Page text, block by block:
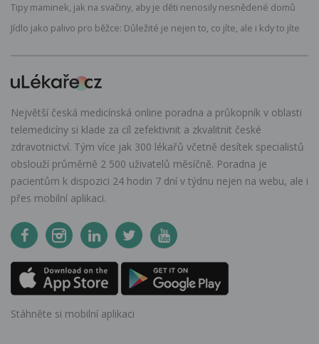
Tipy maminek, jak na svačiny, aby je děti nenosily nesnědené domů
Jídlo jako palivo pro běžce: Důležité je nejen to, co jíte, ale i kdy to jíte
Největší česká medicínská online poradna a průkopník v oblasti
telemedicíny si klade za cíl zefektivnit a zkvalitnit české
zdravotnictví. Tým více jak 300 lékařů včetně desítek specialistů
obslouží průměrně 2 500 uživatelů měsíčně. Poradna je
pacientům k dispozici 24 hodin 7 dní v týdnu nejen na webu, ale i
přes mobilní aplikaci.
Stáhněte si mobilní aplikaci